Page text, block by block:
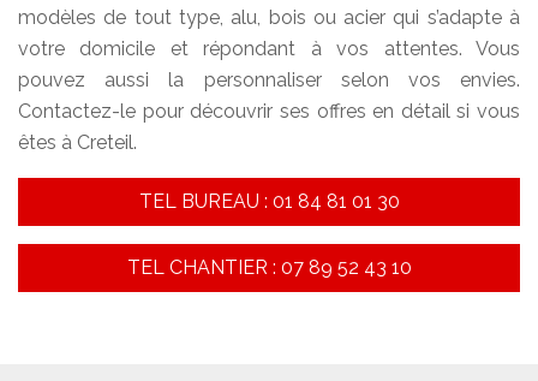
modèles de tout type, alu, bois ou acier qui s’adapte à
votre domicile et répondant à vos attentes. Vous
pouvez aussi la personnaliser selon vos envies.
Contactez-le pour découvrir ses offres en détail si vous
êtes à Creteil.
TEL BUREAU : 01 84 81 01 30
TEL CHANTIER : 07 89 52 43 10